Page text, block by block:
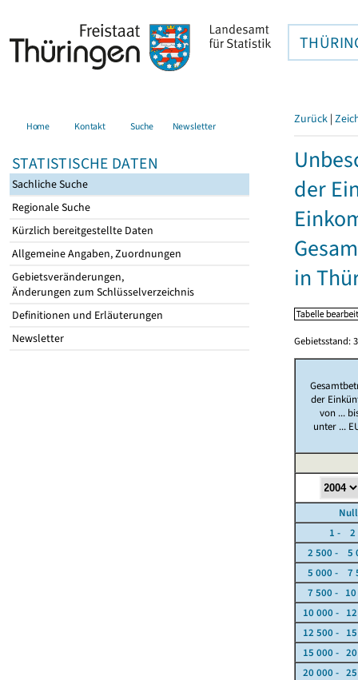
Home Kontakt Suche Newsletter
STATISTISCHE DATEN
Sachliche Suche
Regionale Suche
Kürzlich bereitgestellte Daten
Allgemeine Angaben, Zuordnungen
Gebietsveränderungen,
Änderungen zum Schlüsselverzeichnis
Definitionen und Erläuterungen
Newsletter
Zurück |
der
in
Gebietsstand:
der
von ...
unter ...
1 - 2
2 500 - 5
5 000 - 7
7 500 - 10
10 000 -
12 500 -
15 000 -
20 000 -